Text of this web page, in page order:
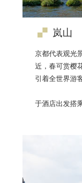
岚山
京都代表观光
近，春可赏樱
引着全世界游
于酒店出发搭